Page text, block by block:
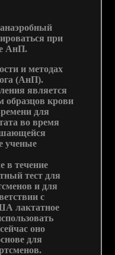
при
АнП.
и методах
(АнП).
является
образцов крови
для
во время
ученые
в течение
тест для
и для
с
лактатное
оно
для